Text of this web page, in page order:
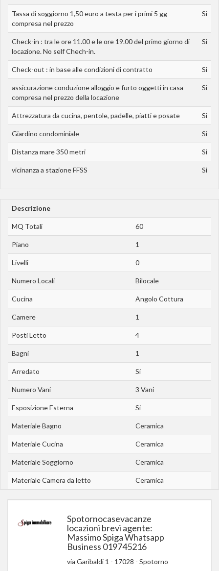
Tassa di soggiorno 1,50 euro a testa per i primi 5 gg
compresa nel prezzo
Si
Check-in : tra le ore 11.00 e le ore 19.00 del primo giorno di
locazione. No self Chech-in.
Si
Check-out : in base alle condizioni di contratto Si
assicurazione conduzione alloggio e furto oggetti in casa
compresa nel prezzo della locazione
Si
Attrezzatura da cucina, pentole, padelle, piatti e posate Si
Giardino condominiale Si
Distanza mare 350 metri Si
vicinanza a stazione FFSS Si
Descrizione
MQ Totali 60
Piano 1
Livelli 0
Numero Locali Bilocale
Cucina Angolo Cottura
Camere 1
Posti Letto 4
Bagni 1
Arredato Si
Numero Vani 3 Vani
Esposizione Esterna Si
Materiale Bagno Ceramica
Materiale Cucina Ceramica
Materiale Soggiorno Ceramica
Materiale Camera da letto Ceramica
Spotornocasevacanze
locazioni brevi agente:
Massimo Spiga Whatsapp
Business 019745216
via Garibaldi 1 - 17028 - Spotorno